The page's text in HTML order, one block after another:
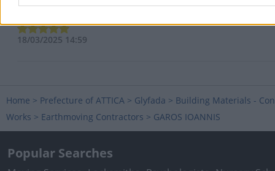
ΓΙΩΡΓΟΣ Α.
18/03/2025 14:59
Home > Prefecture of ATTICA > Glyfada > Building Materials -
Works > Earthmoving Contractors > GAROS IOANNIS
Popular Searches